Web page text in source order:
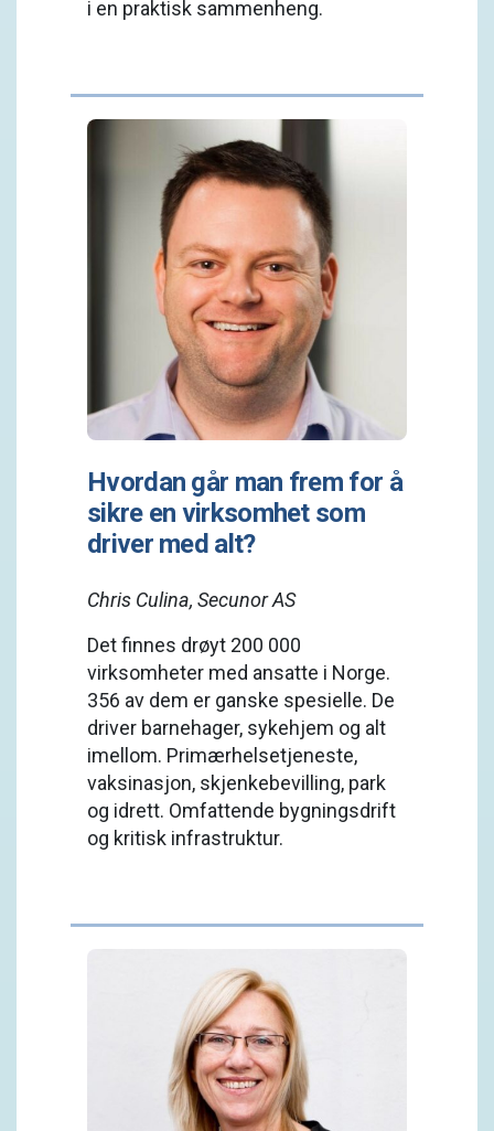
i en praktisk sammenheng.
Hvordan går man frem for å
sikre en virksomhet som
driver med alt?
Chris Culina, Secunor AS
Det finnes drøyt 200 000
virksomheter med ansatte i Norge.
356 av dem er ganske spesielle. De
driver barnehager, sykehjem og alt
imellom. Primærhelsetjeneste,
vaksinasjon, skjenkebevilling, park
og idrett. Omfattende bygningsdrift
og kritisk infrastruktur.